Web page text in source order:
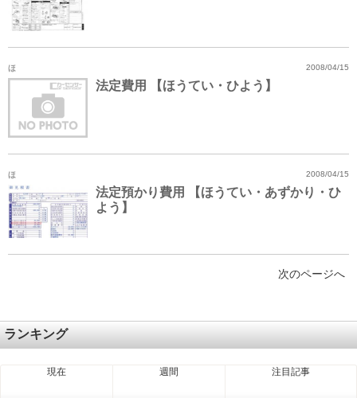
ほ 2008/04/15
法定費用 【ほうてい・ひよう】
ほ 2008/04/15
法定預かり費用 【ほうてい・あずかり・ひ
よう】
次のページへ
ランキング
現在 週間 注目記事